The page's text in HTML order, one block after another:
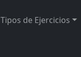
Tipos de Ejercicios